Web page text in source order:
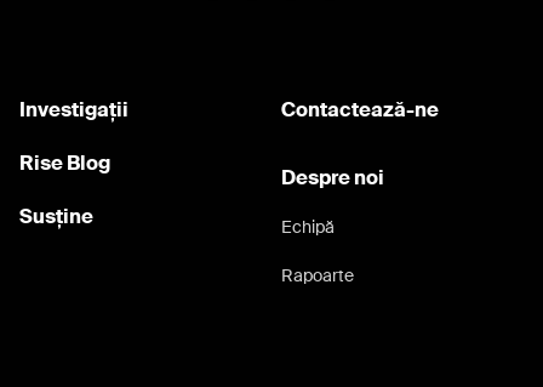
Investigații
Rise Blog
Susține
Contactează-ne
Despre noi
Echipă
Rapoarte